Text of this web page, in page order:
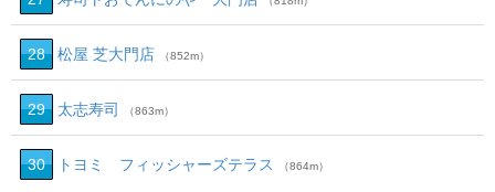
28 松屋 芝大門店 （852m）
29 太志寿司 （863m）
30 トヨミ フィッシャーズテラス （864m）